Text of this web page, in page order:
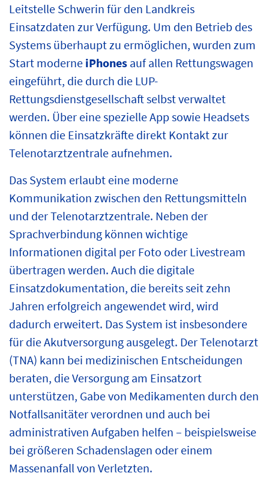
Leitstelle Schwerin für den Landkreis
Einsatzdaten zur Verfügung. Um den Betrieb des
Systems überhaupt zu ermöglichen, wurden zum
Start moderne iPhones auf allen Rettungswagen
eingeführt, die durch die LUP-
Rettungsdienstgesellschaft selbst verwaltet
werden. Über eine spezielle App sowie Headsets
können die Einsatzkräfte direkt Kontakt zur
Telenotarztzentrale aufnehmen.
Das System erlaubt eine moderne
Kommunikation zwischen den Rettungsmitteln
und der Telenotarztzentrale. Neben der
Sprachverbindung können wichtige
Informationen digital per Foto oder Livestream
übertragen werden. Auch die digitale
Einsatzdokumentation, die bereits seit zehn
Jahren erfolgreich angewendet wird, wird
dadurch erweitert. Das System ist insbesondere
für die Akutversorgung ausgelegt. Der Telenotarzt
(TNA) kann bei medizinischen Entscheidungen
beraten, die Versorgung am Einsatzort
unterstützen, Gabe von Medikamenten durch den
Notfallsanitäter verordnen und auch bei
administrativen Aufgaben helfen – beispielsweise
bei größeren Schadenslagen oder einem
Massenanfall von Verletzten.